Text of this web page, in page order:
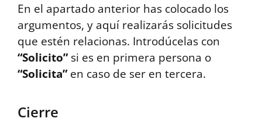
En el apartado anterior has colocado los
argumentos, y aquí realizarás solicitudes
que estén relacionas. Introdúcelas con
“Solicito”si es en primera persona o
“Solicita”en caso de ser en tercera.
Cierre